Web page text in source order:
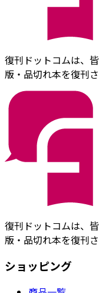
復刊ドットコムは、
版・品切れ本を復刊
復刊ドットコムは、
版・品切れ本を復刊
ショッピング